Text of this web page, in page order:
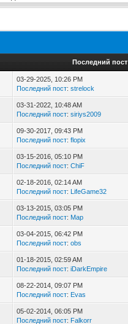
Последний пост
03-29-2025, 10:26 PM
Последний пост:strelock
03-31-2022, 10:48 AM
Последний пост:siriys2009
09-30-2017, 09:43 PM
Последний пост:flopix
03-15-2016, 05:10 PM
Последний пост:ChiF
02-18-2016, 02:14 AM
Последний пост: LifeGame32
03-13-2015, 03:05 PM
Последний пост: Map
03-04-2015, 06:42 PM
Последний пост:obs
01-18-2015, 02:59 AM
Последний пост:iDarkEmpire
08-22-2014, 09:07 PM
Последний пост: Evas
05-02-2014, 06:05 PM
Последний пост: Falkorr